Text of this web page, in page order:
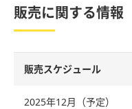
販売に関する情報
販売スケジュール
2025年12月（予定）